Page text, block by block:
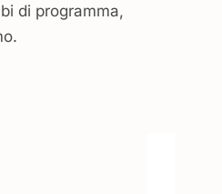
di programma,